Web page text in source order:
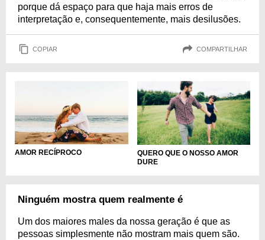
porque dá espaço para que haja mais erros de
interpretação e, consequentemente, mais desilusões.
COPIAR COMPARTILHAR
AMOR RECÍPROCO
QUERO QUE O NOSSO AMOR
DURE
Ninguém mostra quem realmente é
Um dos maiores males da nossa geração é que as
pessoas simplesmente não mostram mais quem são.